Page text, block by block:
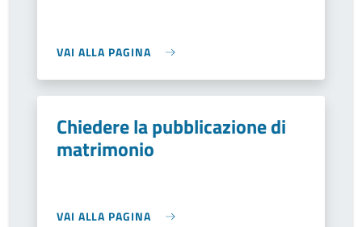
VAI ALLA PAGINA
Chiedere la pubblicazione di
matrimonio
VAI ALLA PAGINA